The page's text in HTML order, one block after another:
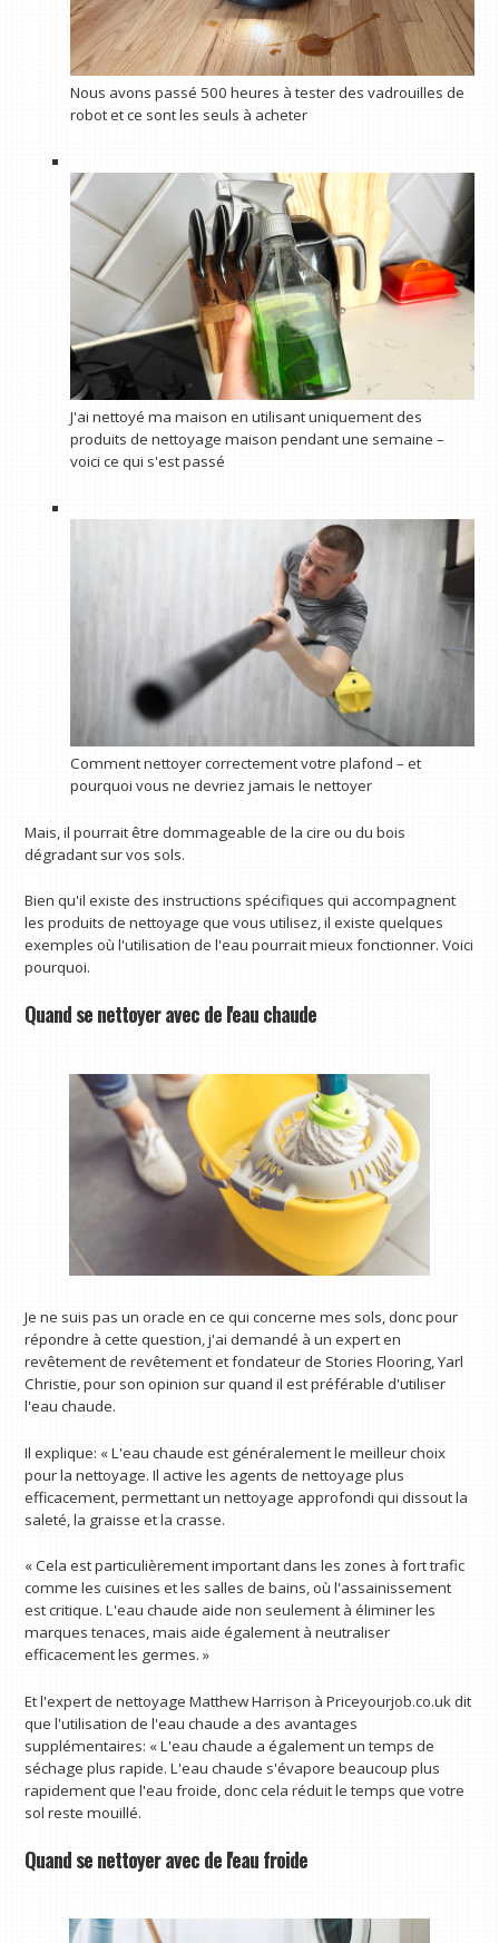
Nous avons passé 500 heures à tester des vadrouilles de
robot et ce sont les seuls à acheter
J'ai nettoyé ma maison en utilisant uniquement des
produits de nettoyage maison pendant une semaine –
voici ce qui s'est passé
Comment nettoyer correctement votre plafond – et
pourquoi vous ne devriez jamais le nettoyer
Mais, il pourrait être dommageable de la cire ou du bois
dégradant sur vos sols.
Bien qu'il existe des instructions spécifiques qui accompagnent
les produits de nettoyage que vous utilisez, il existe quelques
exemples où l'utilisation de l'eau pourrait mieux fonctionner. Voici
pourquoi.
Quand se nettoyer avec de l'eau chaude
Je ne suis pas un oracle en ce qui concerne mes sols, donc pour
répondre à cette question, j'ai demandé à un expert en
revêtement de revêtement et fondateur de Stories Flooring, Yarl
Christie, pour son opinion sur quand il est préférable d'utiliser
l'eau chaude.
Il explique: « L'eau chaude est généralement le meilleur choix
pour la nettoyage. Il active les agents de nettoyage plus
efficacement, permettant un nettoyage approfondi qui dissout la
saleté, la graisse et la crasse.
« Cela est particulièrement important dans les zones à fort trafic
comme les cuisines et les salles de bains, où l'assainissement
est critique. L'eau chaude aide non seulement à éliminer les
marques tenaces, mais aide également à neutraliser
efficacement les germes. »
Et l'expert de nettoyage Matthew Harrison à Priceyourjob.co.uk dit
que l'utilisation de l'eau chaude a des avantages
supplémentaires: « L'eau chaude a également un temps de
séchage plus rapide. L'eau chaude s'évapore beaucoup plus
rapidement que l'eau froide, donc cela réduit le temps que votre
sol reste mouillé.
Quand se nettoyer avec de l'eau froide